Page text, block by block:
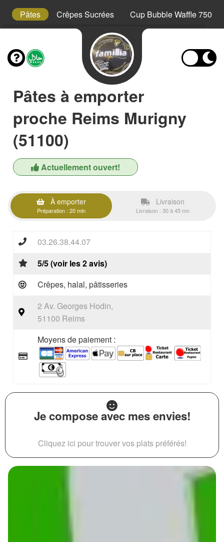
Pâtes Crêpes Sucrées Cup Bubble Waffle 750 ml
Pâtes à emporter
proche Reims Murigny
(51100)
Actuellement ouvert!
À emporter
Préparation : 20 min
Livraison
Livraison : 30 à 45 mn
03.26.38.44.07
5/5 (voir les 2 avis)
Crêpes, halal, pâtisseries
2 Av. Georges Hodin,
51100 Reims
Moyens de paiement :
Je compose avec mes envies!
Cliquez ici pour trouver vos plats préférés!